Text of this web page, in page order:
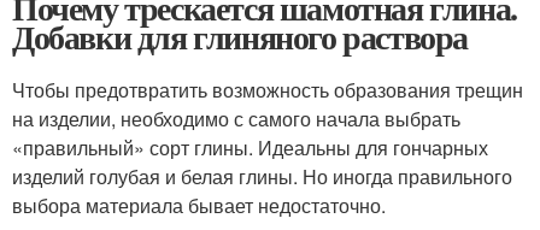
Добавки для глиняного раствора
Чтобы предотвратить возможность образования трещин
на изделии, необходимо с самого начала выбрать
«правильный» сорт глины. Идеальны для гончарных
изделий голубая и белая глины. Но иногда правильного
выбора материала бывает недостаточно.